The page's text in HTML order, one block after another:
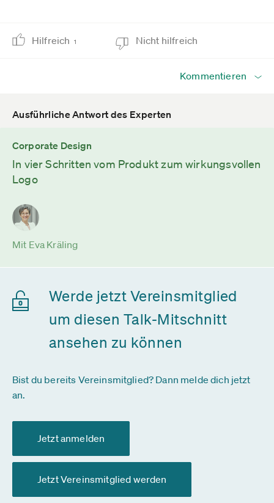
Hilfreich 1 Nicht hilfreich
Kommentieren
Ausführliche Antwort des Experten
Corporate Design
In vier Schritten vom Produkt zum wirkungsvollen
Logo
Mit Eva Kräling
Werde jetzt Vereinsmitglied
um diesen Talk-Mitschnitt
ansehen zu können
Bist du bereits Vereinsmitglied? Dann melde dich jetzt
an.
Jetzt anmelden
Jetzt Vereinsmitglied werden